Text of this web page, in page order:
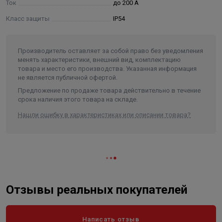
останов двигателя осуществляется командами
СУиЗ соответствует климатическому исполнению У2
или УХЛ4 по ГОСТ15150-69. ( У2 - эксплуатация в
неотапливаемых помещениях или под навесом при
температуре окружающего воздуха от минус 40 до
плюс 40°С и относительной влажности 100% при 25 С.
Ток до 200 А
Класс защиты IP54
Производитель оставляет за собой право без уведомления
менять характеристики, внешний вид, комплектацию
товара и место его производства. Указанная информация
не является публичной офертой.
Предложение по продаже товара действительно в течение
срока наличия этого товара на складе.
Нашли ошибку в характеристиках или описании товара?
Отзывы реальных покупателей
Написать отзыв